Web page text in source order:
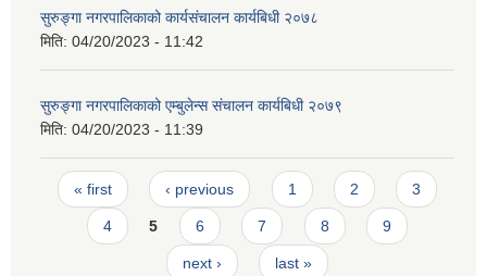
सुरुङ्गा नगरपालिकाको कार्यसंचालन कार्यबिधी २०७८
मिति: 04/20/2023 - 11:42
सुरुङ्गा नगरपालिकाको एम्बुलेन्स संचालन कार्यबिधी २०७९
मिति: 04/20/2023 - 11:39
Pages
« first ‹ previous 1 2 3
4 5 6 7 8 9
next › last »